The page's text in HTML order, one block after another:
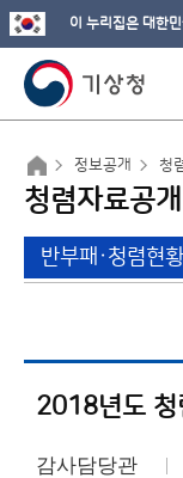
이 누리집은 대한
정보공개 청
청렴자료공개
반부패·청렴현황
감사담당관